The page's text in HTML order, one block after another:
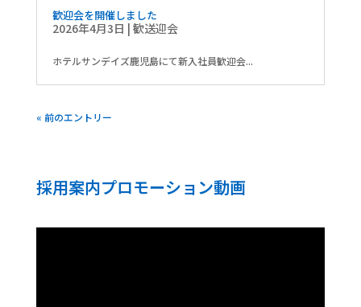
歓迎会を開催しました
2026年4月3日 | 歓送迎会
ホテルサンデイズ鹿児島にて新入社員歓迎会...
« 前のエントリー
採用案内プロモーション動画